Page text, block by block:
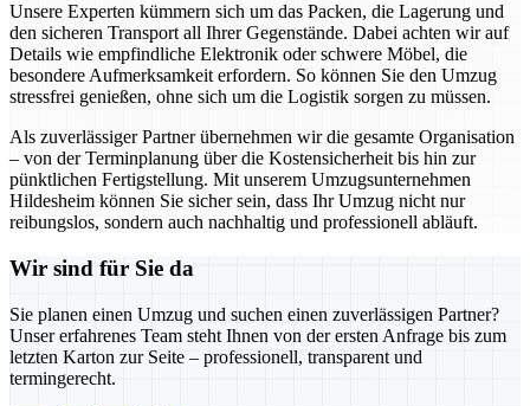
Unsere Experten kümmern sich um das Packen, die Lagerung und
den sicheren Transport all Ihrer Gegenstände. Dabei achten wir auf
Details wie empfindliche Elektronik oder schwere Möbel, die
besondere Aufmerksamkeit erfordern. So können Sie den Umzug
stressfrei genießen, ohne sich um die Logistik sorgen zu müssen.
Als zuverlässiger Partner übernehmen wir die gesamte Organisation
– von der Terminplanung über die Kostensicherheit bis hin zur
pünktlichen Fertigstellung. Mit unserem Umzugsunternehmen
Hildesheim können Sie sicher sein, dass Ihr Umzug nicht nur
reibungslos, sondern auch nachhaltig und professionell abläuft.
Wir sind für Sie da
Sie planen einen Umzug und suchen einen zuverlässigen Partner?
Unser erfahrenes Team steht Ihnen von der ersten Anfrage bis zum
letzten Karton zur Seite – professionell, transparent und
termingerecht.